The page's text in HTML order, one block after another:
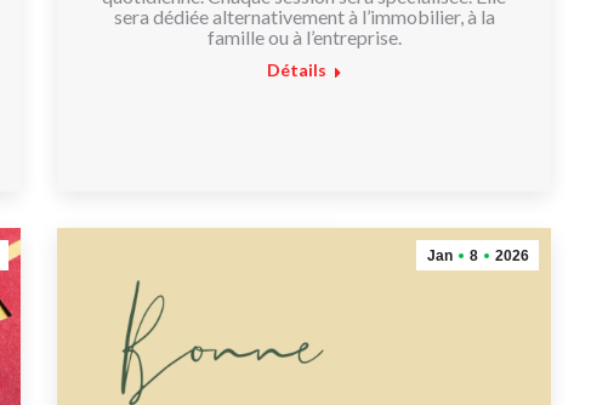
sera dédiée alternativement à l’immobilier, à la
famille ou à l’entreprise.
Détails
Jan 8 2026